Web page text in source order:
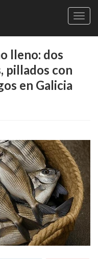
lleno: dos
pillados con
en Galicia